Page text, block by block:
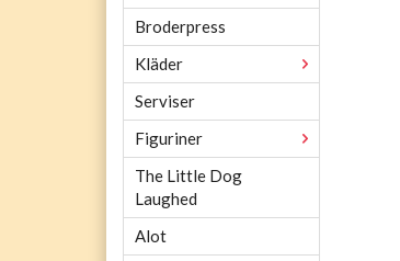
Broderpress
Kläder
Serviser
Figuriner
The Little Dog
Laughed
Alot